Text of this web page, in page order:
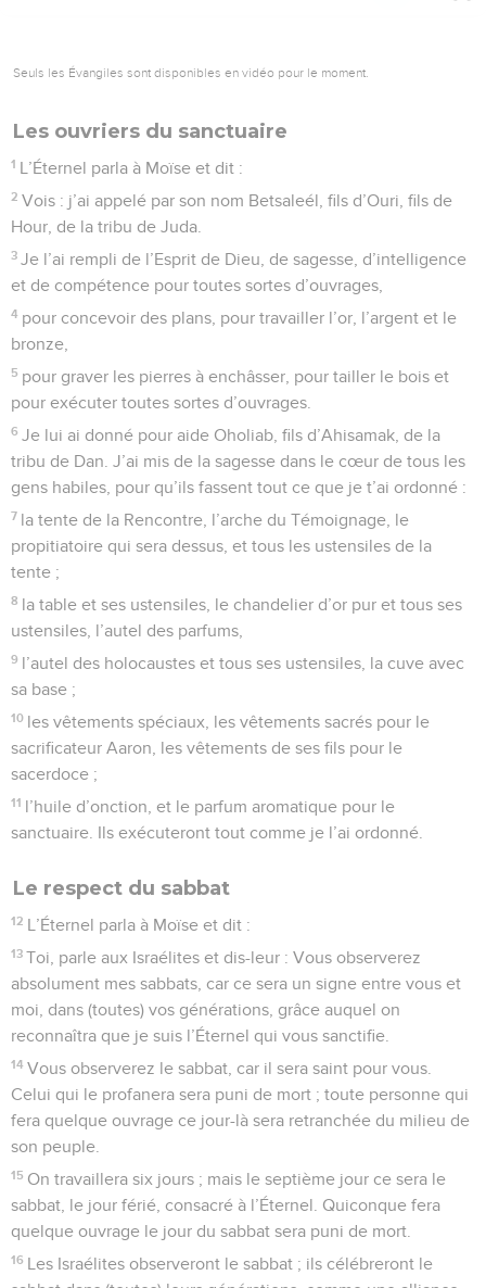
Seuls les Évangiles sont disponibles en vidéo pour le moment.
Les ouvriers du sanctuaire
1 L’Éternel parla à Moïse et dit :
2 Vois : j’ai appelé par son nom Betsaleél, fils d’Ouri, fils de
Hour, de la tribu de Juda.
3 Je l’ai rempli de l’Esprit de Dieu, de sagesse, d’intelligence
et de compétence pour toutes sortes d’ouvrages,
4 pour concevoir des plans, pour travailler l’or, l’argent et le
bronze,
5 pour graver les pierres à enchâsser, pour tailler le bois et
pour exécuter toutes sortes d’ouvrages.
6 Je lui ai donné pour aide Oholiab, fils d’Ahisamak, de la
tribu de Dan. J’ai mis de la sagesse dans le cœur de tous les
gens habiles, pour qu’ils fassent tout ce que je t’ai ordonné :
7 la tente de la Rencontre, l’arche du Témoignage, le
propitiatoire qui sera dessus, et tous les ustensiles de la
tente ;
8 la table et ses ustensiles, le chandelier d’or pur et tous ses
ustensiles, l’autel des parfums,
9 l’autel des holocaustes et tous ses ustensiles, la cuve avec
sa base ;
10 les vêtements spéciaux, les vêtements sacrés pour le
sacrificateur Aaron, les vêtements de ses fils pour le
sacerdoce ;
11 l’huile d’onction, et le parfum aromatique pour le
sanctuaire. Ils exécuteront tout comme je l’ai ordonné.
Le respect du sabbat
12 L’Éternel parla à Moïse et dit :
13 Toi, parle aux Israélites et dis-leur : Vous observerez
absolument mes sabbats, car ce sera un signe entre vous et
moi, dans (toutes) vos générations, grâce auquel on
reconnaîtra que je suis l’Éternel qui vous sanctifie.
14 Vous observerez le sabbat, car il sera saint pour vous.
Celui qui le profanera sera puni de mort ; toute personne qui
fera quelque ouvrage ce jour-là sera retranchée du milieu de
son peuple.
15 On travaillera six jours ; mais le septième jour ce sera le
sabbat, le jour férié, consacré à l’Éternel. Quiconque fera
quelque ouvrage le jour du sabbat sera puni de mort.
16 Les Israélites observeront le sabbat ; ils célébreront le